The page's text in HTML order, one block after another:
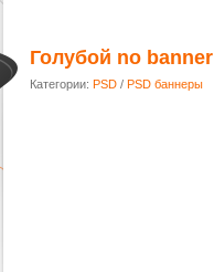
Голубой no banner
Категории: PSD / PSD баннеры